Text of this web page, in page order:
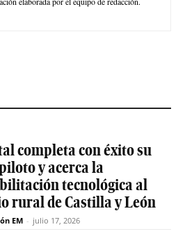
completa con éxito su
y acerca la
tecnológica al
rural de Castilla y León
EM - julio 17, 2026